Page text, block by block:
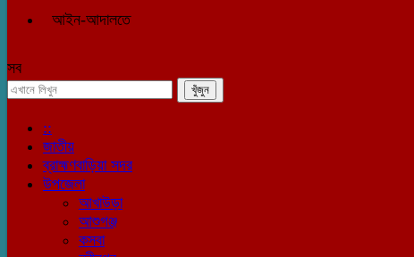
আইন-আদালতে
সব
::
জাতীয়
ব্রাহ্মণবাড়িয়া সদর
উপজেলা
আখাউড়া
আশুগঞ্জ
কসবা